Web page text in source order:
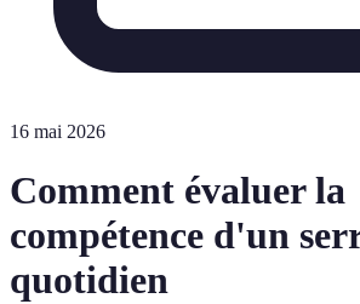
16 mai 2026
Comment évaluer la
compétence d'un
quotidien